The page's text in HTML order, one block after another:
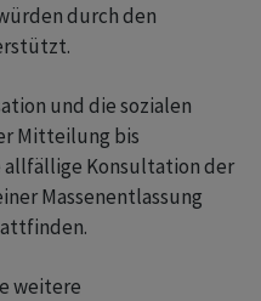
durch den
und die sozialen
Mitteilung bis
allfällige Konsultation der
Massenentlassung
weitere